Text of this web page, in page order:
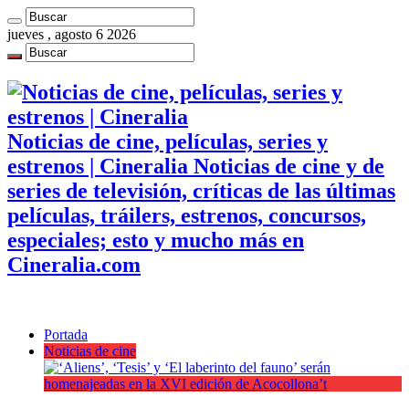
jueves , agosto 6 2026
Noticias de cine, películas, series y
estrenos | Cineralia Noticias de cine y de
series de televisión, críticas de las últimas
películas, tráilers, estrenos, concursos,
especiales; esto y mucho más en
Cineralia.com
Portada
Noticias de cine